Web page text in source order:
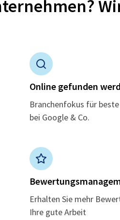
Online gefunden
Branchenfokus für
bei Google & Co.
Erhalten Sie mehr
Ihre gute Arbeit